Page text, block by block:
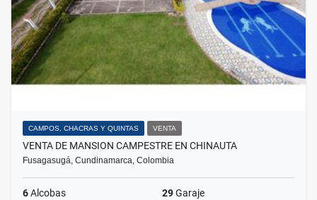
CAMPOS, CHACRAS Y QUINTAS VENTA
VENTA DE MANSION CAMPESTRE EN CHINAUTA
Fusagasugá, Cundinamarca, Colombia
6Alcobas 29Garaje